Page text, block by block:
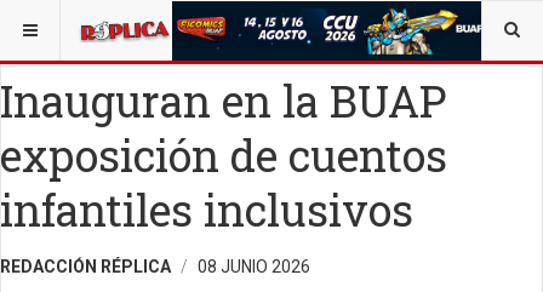
ESTÁ AQUÍ: ARTE
Inauguran en la BUAP
exposición de cuentos
infantiles inclusivos
REDACCIÓN RÉPLICA 08 JUNIO 2026